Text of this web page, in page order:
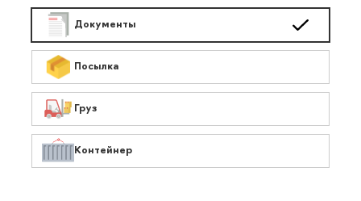
Документы
Посылка
Груз
Контейнер